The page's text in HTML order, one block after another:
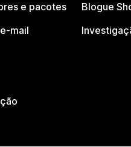
e pacotes
mail
Blogue